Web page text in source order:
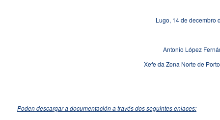
Lugo, 14 de decembro
Antonio López
Xefe da Zona Norte de
Poden descargar a documentación a través dos seguintes enlaces: